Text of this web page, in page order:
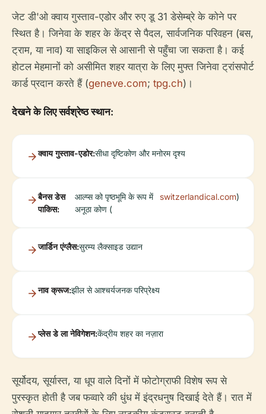
जेट डी'ओ क्वाय गुस्ताव-एडोर और रुए डू 31 डेसेम्ब्रे के कोने पर
स्थित है। जिनेवा के शहर के केंद्र से पैदल, सार्वजनिक परिवहन (बस,
ट्राम, या नाव) या साइकिल से आसानी से पहुँचा जा सकता है। कई
होटल मेहमानों को असीमित शहर यात्रा के लिए मुफ्त जिनेवा ट्रांसपोर्ट
कार्ड प्रदान करते हैं (geneve.com; tpg.ch)।
देखने के लिए सर्वश्रेष्ठ स्थान:
क्वाय गुस्ताव-एडोर:सीधा दृष्टिकोण और मनोरम दृश्य
बैनस डेस
पाकिस:
आल्प्स को पृष्ठभूमि के रूप में
अनूठा कोण (
switzerlandical.com)
जार्डिन एंग्लैस:सुरम्य लैक्साइड उद्यान
नाव क्रूज:झील से आश्चर्यजनक परिप्रेक्ष्य
प्लेस डे ला नेविगेशन:केंद्रीय शहर का नज़ारा
सूर्योदय, सूर्यास्त, या धूप वाले दिनों में फोटोग्राफी विशेष रूप से
पुरस्कृत होती है जब फव्वारे की धुंध में इंद्रधनुष दिखाई देते हैं। रात में